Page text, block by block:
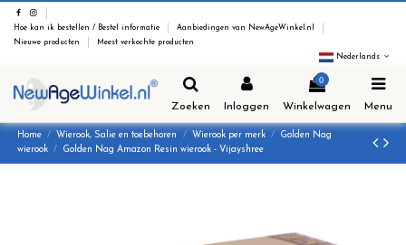
Hoe kan ik bestellen / Bestel informatie
Aanbiedingen van NewAgeWinkel.nl
Nieuwe producten
Meest verkochte producten
Nederlands
Zoeken Inloggen
0
Winkelwagen Menu
Home Wierook, Salie en toebehoren Wierook per merk
Golden Nag
wierook
Golden Nag Amazon Resin wierook - Vijayshree